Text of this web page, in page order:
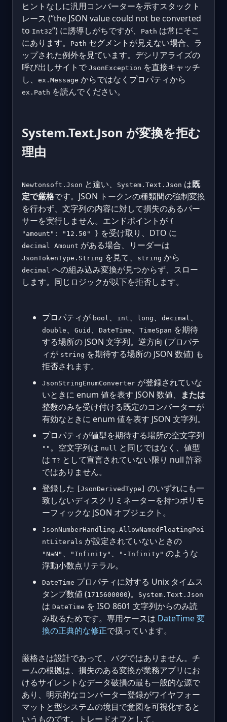
ヒントなしに汎用コンバーターを示すスタックト
レース (“the JSON value could not be converted
to Int32”) に誘導しがちですが、 Path は常にそこ
にあります。
Path セグメントが見えない場合、ラ
ップされた例外を見ています。デシリアライズの
呼び出しサイトで JsonException を直接キャッチ
し、
ex.Message からではなくプロパティから
ex.Path を読んでください。
System.Text.Json が変換を拒む
理由
Newtonsoft.Json と違い、 System.Text.Json は既
定で厳格です。JSON トークンの種類間の強制変換
を行わず、文字列の内容に対して損失のあるパー
サーを実行しません。エンドポイントが {
"amount": "12.50" } を受け取り、DTO に
decimal Amount がある場合、リーダーは
JsonTokenType.String を見て、 string から
decimal への組み込み変換が見つからず、スロー
します。同じロジックが以下を拒否します。
プロパティが bool 、 int 、 long 、 decimal 、
double 、 Guid 、 DateTime 、 TimeSpan を期待
する場所の JSON 文字列。逆方向 (プロパテ
ィが string を期待する場所の JSON 数値) も
拒否されます。
JsonStringEnumConverter が登録されていな
いときに enum 値を表す JSON 数値、
または
整数のみを受け付ける既定のコンバーターが
有効なときに enum 値を表す JSON 文字列。
プロパティが値型を期待する場所の空文字列
"" 。空文字列は null と同じではなく、値型
は T? として宣言されていない限り null 許容
ではありません。
登録した
[JsonDerivedType]
のいずれにも一
致しないディスクリミネーターを持つポリモ
ーフィックな JSON オブジェクト。
JsonNumberHandling.AllowNamedFloatingPoi
ntLiterals が設定されていないときの
"NaN" 、 "Infinity" 、 "-Infinity" のような
浮動小数点リテラル。
DateTime プロパティに対する Unix タイムス
タンプ数値 (1715600000)。 System.Text.Json
は DateTime を ISO 8601 文字列からのみ読
み取るためです。専用ケースは DateTime 変
換の正典的な修正で扱っています。
厳格さは設計であって、バグではありません。チ
ームの根拠は、損失のある変換が業務アプリにお
けるサイレントなデータ破損の最も一般的な源で
あり、明示的なコンバーター登録がワイヤフォー
マットと型システムの境目で意図を可視化すると
いうものです。トレードオフとして、